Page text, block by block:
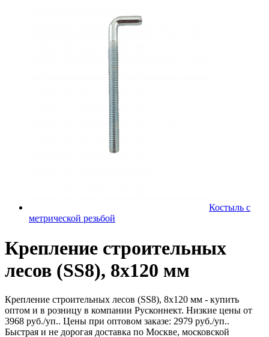
Костыль с
метрической резьбой
Крепление строительных
лесов (SS8), 8х120 мм
Крепление строительных лесов (SS8), 8х120 мм - купить
оптом и в розницу в компании Русконнект. Низкие цены от
3968 руб./уп.. Цены при оптовом заказе: 2979 руб./уп..
Быстрая и не дорогая доставка по Москве, московской